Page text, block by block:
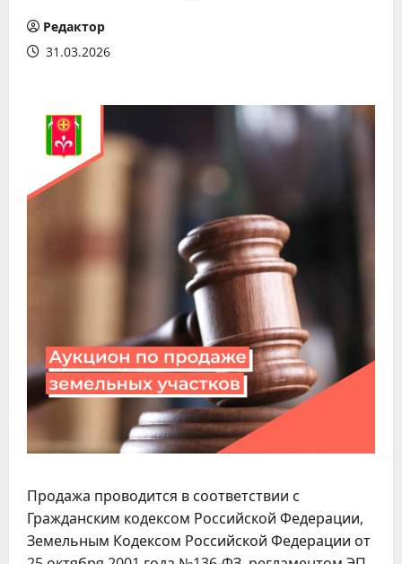
Редактор
31.03.2026
Продажа проводится в соответствии с
Гражданским кодексом Российской Федерации,
Земельным Кодексом Российской Федерации от